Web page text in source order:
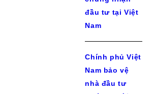
đầu tư tại Việt
Nam
Chính phủ Việt
Nam bảo vệ
nhà đầu tư